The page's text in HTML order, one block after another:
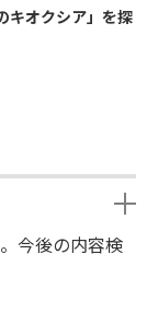
キオクシア」を探
今後の内容検